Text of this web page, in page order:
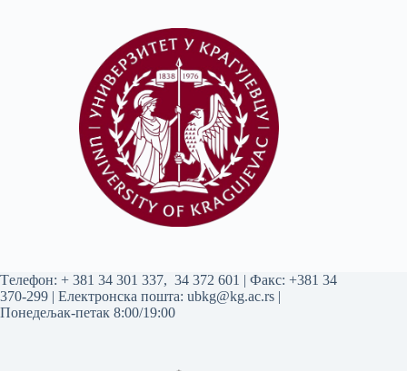
Tелефон: + 381 34 301 337, 34 372 601
| Факс: +381 34
370-299 | Електронска пошта: ubkg@kg.ac.rs
Понедељак-петак 8:00/19:00